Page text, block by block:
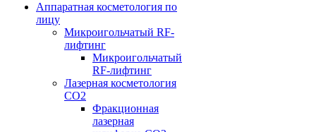
Аппаратная косметология по
лицу
Микроигольчатый RF-
лифтинг
Микроигольчатый
RF-лифтинг
Лазерная косметология
CO2
Фракционная
лазерная